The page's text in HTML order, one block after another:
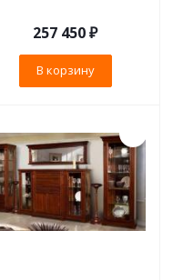
257 450₽
В корзину